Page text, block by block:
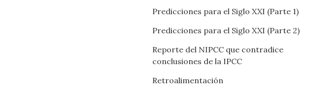
Predicciones para el Siglo XXI (Parte 1)
Predicciones para el Siglo XXI (Parte 2)
Reporte del NIPCC que contradice
conclusiones de la IPCC
Retroalimentación